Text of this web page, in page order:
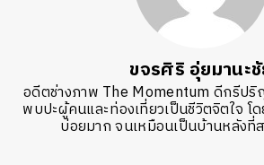
ขจรศิริ อุ่ยมานะ
อดีตช่างภาพ The Momentum ดีกรีป
พบปะผู้คนและท่องเที่ยวเป็นชีวิตจิตใจ โ
บ่อยมาก จนเหมือนเป็นบ้านหลังที่